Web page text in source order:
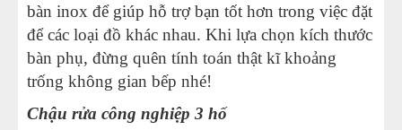
bàn inox để giúp hỗ trợ bạn tốt hơn trong việc đặt
để các loại đồ khác nhau. Khi lựa chọn kích thước
bàn phụ, đừng quên tính toán thật kĩ khoảng
trống không gian bếp nhé!
Chậu rửa công nghiệp 3 hố